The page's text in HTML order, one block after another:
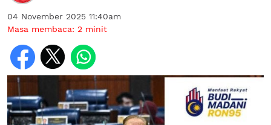
04 November 2025 11:40am
Masa membaca: 2 minit